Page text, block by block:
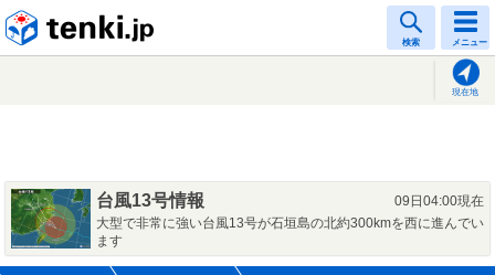
検索 メニュー
現在地
台風13号情報
09日04:00現在
大型で非常に強い台風13号が石垣島の北約300kmを西に進んでい
ます